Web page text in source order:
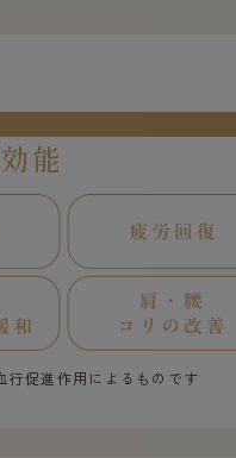
能
行促進作用によるものです